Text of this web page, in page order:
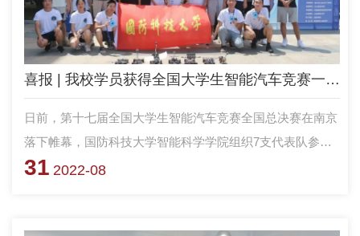
喜报 | 我校学员获得全国大学生智能汽车竞赛一等奖
日前，第十七届全国大学生智能汽车竞赛全国总决赛在南京
落下帷幕，国防科技大学智能科学学院组织7支代表队参加
比赛，获得一等奖1项，二等奖2项，三等奖4项。
31 2022-08